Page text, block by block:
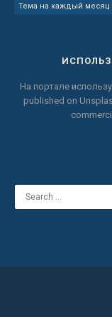
Тема на каждый месяц
На портале
published on